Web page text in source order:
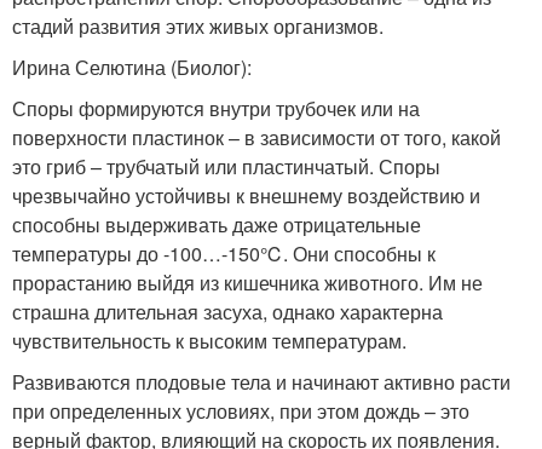
стадий развития этих живых организмов.
Ирина Селютина (Биолог):
Споры формируются внутри трубочек или на
поверхности пластинок – в зависимости от того, какой
это гриб – трубчатый или пластинчатый. Споры
чрезвычайно устойчивы к внешнему воздействию и
способны выдерживать даже отрицательные
температуры до -100…-150℃. Они способны к
прорастанию выйдя из кишечника животного. Им не
страшна длительная засуха, однако характерна
чувствительность к высоким температурам.
Развиваются плодовые тела и начинают активно расти
при определенных условиях, при этом дождь – это
верный фактор, влияющий на скорость их появления.